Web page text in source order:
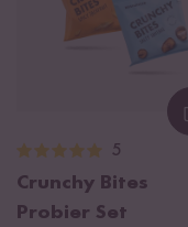
5
Crunchy Bites
Probier Set